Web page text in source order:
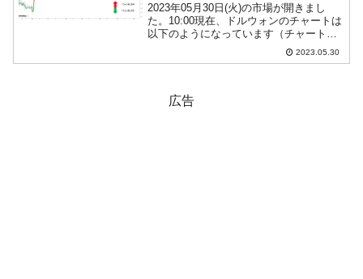
2023年05月30日(火)の市場が開きまし
た。10:00現在、ドルウォンのチャートは
以下のようになっています（チャートは
『Investing.com』より引用）。これから
調整があるかもしれませんが、前日はな
2023.05.30
広告